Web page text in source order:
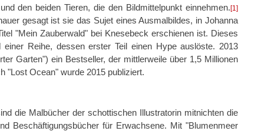
den beiden Tieren, die den Bildmittelpunkt einnehmen.[1]
gesagt ist sie das Sujet eines Ausmalbildes, in Johanna
"Mein Zauberwald" bei Knesebeck erschienen ist. Dieses
Reihe, dessen erster Teil einen Hype auslöste. 2013
Garten") ein Bestseller, der mittlerweile über 1,5 Millionen
"Lost Ocean" wurde 2015 publiziert.
die Malbücher der schottischen Illustratorin mitnichten die
Beschäftigungsbücher für Erwachsene. Mit "Blumenmeer